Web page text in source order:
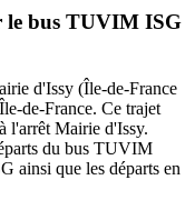
le bus TUVIM ISG
d'Issy (Île-de-France
de-France. Ce trajet
l'arrêt Mairie d'Issy.
du bus TUVIM
ainsi que les départs en